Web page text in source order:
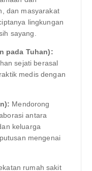
dan masyarakat
lingkungan
sayang.
pada Tuhan):
sejati berasal
medis dengan
Mendorong
antara
keluarga
mengenai
rumah sakit